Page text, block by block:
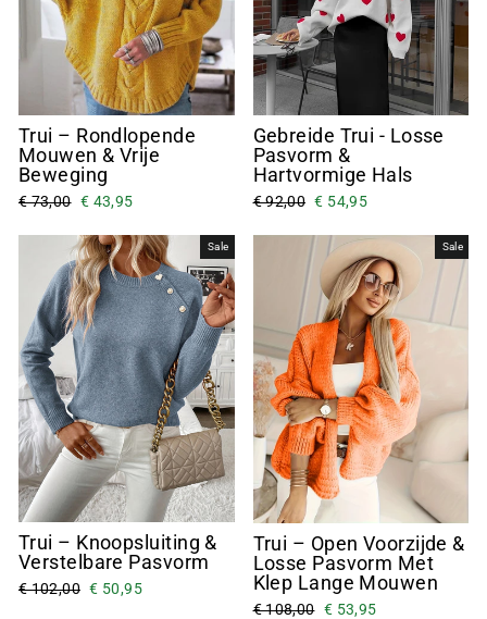
Trui – Rondlopende
Mouwen & Vrije
Beweging
€ 73,00 € 43,95
Gebreide Trui - Losse
Pasvorm &
Hartvormige Hals
€ 92,00 € 54,95
Sale
Trui – Knoopsluiting &
Verstelbare Pasvorm
€ 102,00 € 50,95
Sale
Trui – Open Voorzijde &
Losse Pasvorm Met
Klep Lange Mouwen
€ 108,00 € 53,95